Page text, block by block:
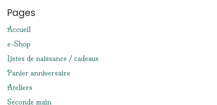
Pages
Accueil
e-Shop
Listes de naissance / cadeaux
Panier anniversaire
Ateliers
Seconde main